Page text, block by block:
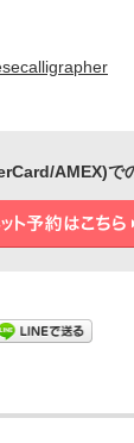
AMEX)で